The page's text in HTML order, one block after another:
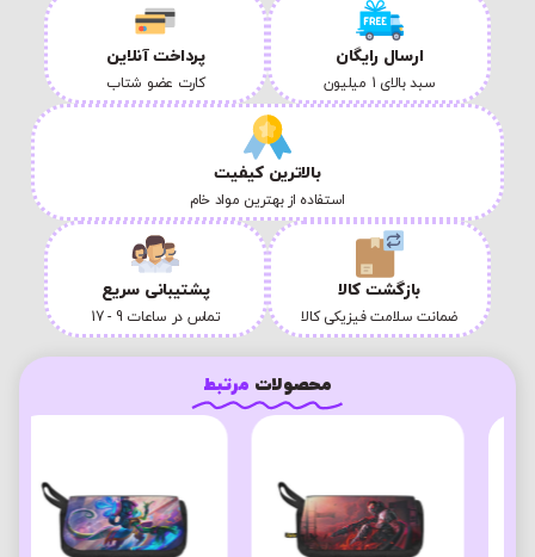
ارسال رایگان
سبد بالای 1 میلیون
پرداخت آنلاین
کارت عضو شتاب
بالاترین کیفیت
استفاده از بهترین مواد خام
بازگشت کالا
ضمانت سلامت فیزیکی کالا
پشتیبانی سریع
تماس در ساعات 9 - 17
محصولات مرتبط